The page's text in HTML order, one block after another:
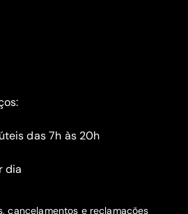
das 7h às 20h
dia
cancelamentos e reclamações